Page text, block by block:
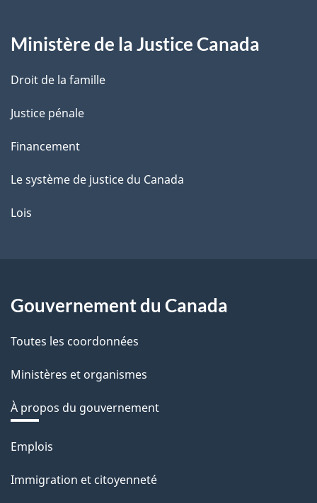
e
Ministère de la Justice Canada
Droit de la famille
Justice pénale
Financement
Le système de justice du Canada
Lois
Gouvernement du Canada
Toutes les coordonnées
Ministères et organismes
À propos du gouvernement
Thèmes
sujets
Emplois
Immigration et citoyenneté